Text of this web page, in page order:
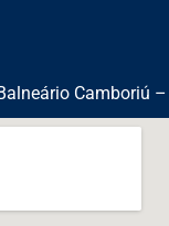
Camboriú